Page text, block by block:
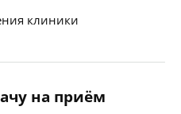
клиники
на приём